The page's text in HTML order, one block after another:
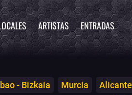
ARTISTAS ENTRADAS
- Bizkaia Murcia Alicante